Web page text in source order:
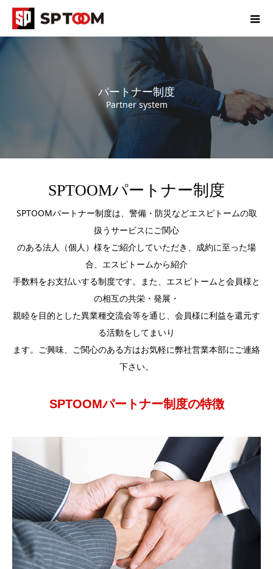
パートナー制度
Partner system
SPTOOMパートナー制度
SPTOOMパートナー制度は、警備・防災などエスピトームの取
扱うサービスにご関心
のある法人（個人）様をご紹介していただき、成約に至った場
合、エスピトームから紹介
手数料をお支払いする制度です。また、エスピトームと会員様と
の相互の共栄・発展・
親睦を目的とした異業種交流会等を通じ、会員様に利益を還元す
る活動をしてまいり
ます。ご興味、ご関心のある方はお気軽に弊社営業本部にご連絡
下さい。
SPTOOMパートナー制度の特徴